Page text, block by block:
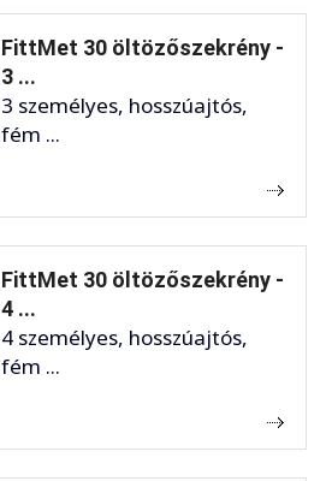
FittMet 30 öltözőszekrény -
3 ...
3 személyes, hosszúajtós,
fém ...
FittMet 30 öltözőszekrény -
4 ...
4 személyes, hosszúajtós,
fém ...